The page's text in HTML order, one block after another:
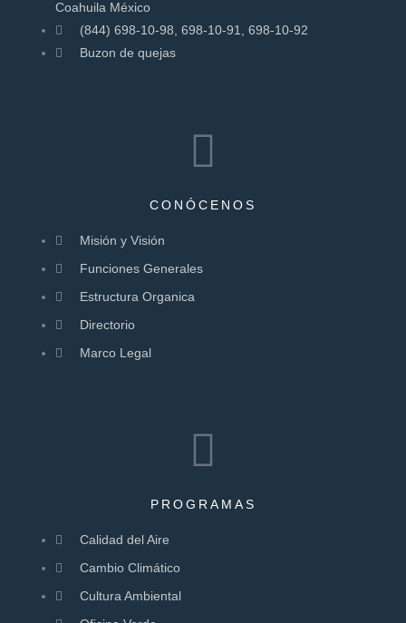
Coahuila México
(844) 698-10-98, 698-10-91, 698-10-92
Buzon de quejas
CONÓCENOS
Misión y Visión
Funciones Generales
Estructura Organica
Directorio
Marco Legal
PROGRAMAS
Calidad del Aire
Cambio Climático
Cultura Ambiental